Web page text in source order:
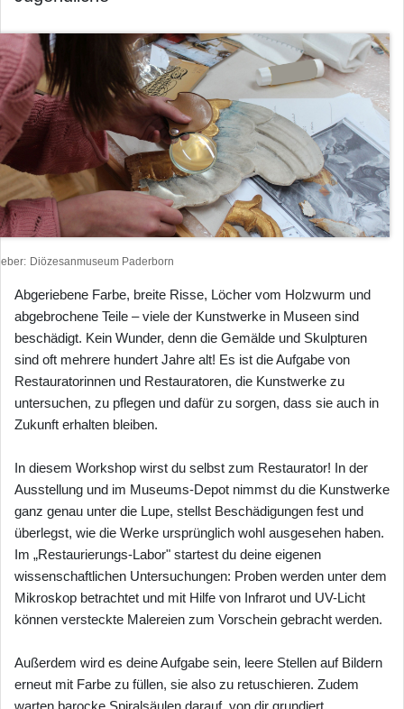
Diözesanmuseum Paderborn
Abgeriebene Farbe, breite Risse, Löcher vom Holzwurm und
abgebrochene Teile – viele der Kunstwerke in Museen sind
beschädigt. Kein Wunder, denn die Gemälde und Skulpturen
sind oft mehrere hundert Jahre alt! Es ist die Aufgabe von
Restauratorinnen und Restauratoren, die Kunstwerke zu
untersuchen, zu pflegen und dafür zu sorgen, dass sie auch in
Zukunft erhalten bleiben.
In diesem Workshop wirst du selbst zum Restaurator! In der
Ausstellung und im Museums-Depot nimmst du die Kunstwerke
ganz genau unter die Lupe, stellst Beschädigungen fest und
überlegst, wie die Werke ursprünglich wohl ausgesehen haben.
Im „Restaurierungs-Labor" startest du deine eigenen
wissenschaftlichen Untersuchungen: Proben werden unter dem
Mikroskop betrachtet und mit Hilfe von Infrarot und UV-Licht
können versteckte Malereien zum Vorschein gebracht werden.
Außerdem wird es deine Aufgabe sein, leere Stellen auf Bildern
erneut mit Farbe zu füllen, sie also zu retuschieren. Zudem
warten barocke Spiralsäulen darauf, von dir grundiert,